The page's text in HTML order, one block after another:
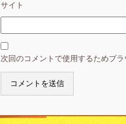
サイト
次回のコメントで使用するためブ